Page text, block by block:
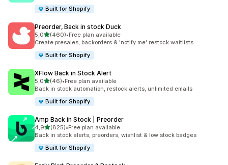
Built for Shopify
Preorder, Back in stock Duck
5,05 yıldız üzerinden
(460)
toplam 460 değerlendirme
•Free plan available
Create presales, backorders & 'notify me' restock waitlists
Built for Shopify
XFlow Back in Stock Alert
5,05 yıldız üzerinden
(46)
toplam 46 değerlendirme
•Free plan available
Back in stock automation, restock alerts, unlimited emails
Built for Shopify
Amp Back in Stock | Preorder
4,95 yıldız üzerinden
(825)
toplam 825 değerlendirme
•Free plan available
Back in stock alerts, preorders, wishlist & low stock badges
Built for Shopify